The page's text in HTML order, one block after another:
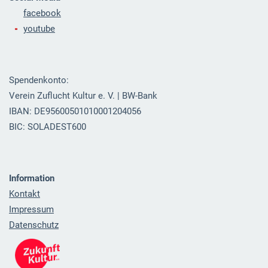
facebook
youtube
Spendenkonto:
Verein Zuflucht Kultur e. V. | BW-Bank
IBAN: DE95600501010001204056
BIC: SOLADEST600
Information
Kontakt
Impressum
Datenschutz